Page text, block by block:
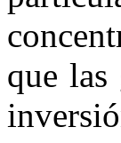
que las